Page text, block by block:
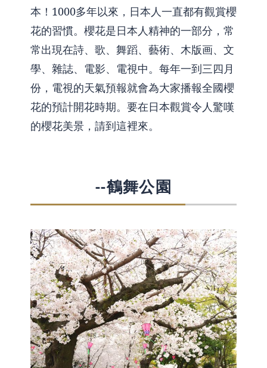
本！1000多年以來，日本人一直都有觀賞櫻
花的習慣。櫻花是日本人精神的一部分，常
常出現在詩、歌、舞蹈、藝術、木版画、文
學、雜誌、電影、電視中。每年一到三四月
份，電視的天氣預報就會為大家播報全國櫻
花的預計開花時期。要在日本觀賞令人驚嘆
的櫻花美景，請到這裡來。
--鶴舞公園